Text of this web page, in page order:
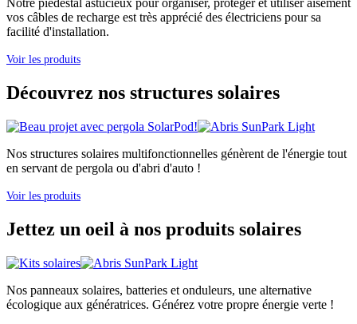
Notre piédestal astucieux pour organiser, protéger et utiliser aisément
vos câbles de recharge est très apprécié des électriciens pour sa
facilité d'installation.
Voir les produits
Découvrez nos structures solaires
Nos structures solaires multifonctionnelles génèrent de l'énergie tout
en servant de pergola ou d'abri d'auto !
Voir les produits
Jettez un oeil à nos produits solaires
Nos panneaux solaires, batteries et onduleurs, une alternative
écologique aux génératrices. Générez votre propre énergie verte !